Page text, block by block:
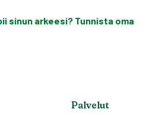
sinun arkeesi? Tunnista oma
Palvelut